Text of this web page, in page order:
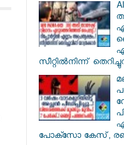
സീറ്റിൽനിന്ന്
പോക്സോ കേസ്,